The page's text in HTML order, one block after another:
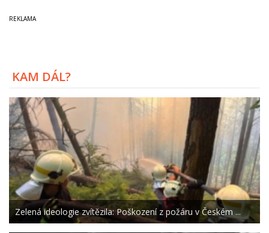
KAM DÁL?
Zelená ideologie zvítězila: Poškození z požáru v Českém ...